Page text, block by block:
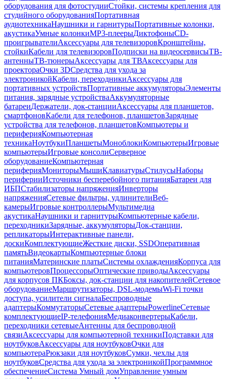
оборудования для фотостудииСтойки, системы крепления для
студийного оборудованияПортативная
аудиотехникаНаушники и гарнитурыПортативные колонки,
акустикаУмные колонкиMP3-плеерыДиктофоныCD-
проигрывателиАксессуары для телевизоровКронштейны,
стойкиКабели для телевизоровПодписки на видеосервисыТВ-
антенныТВ-тюнерыАксессуары для ТВАксессуары для
проектораОчки 3DСредства для ухода за
электроникойКабели, переходникиАксессуары для
портативных устройствПортативные аккумуляторыЭлементы
питания, зарядные устройстваАккумуляторные
батареиДержатели, док-станцииАксессуары для планшетов,
смартфоновКабели для телефонов, планшетовЗарядные
устройства для телефонов, планшетовКомпьютеры и
периферияКомпьютерная
техникаНоутбукиПланшетыМоноблокиКомпьютерыИгровые
компьютерыИгровые консолиСерверное
оборудованиеКомпьютерная
периферияМониторыМышиКлавиатурыСтилусыНаборы
периферииИсточники бесперебойного питанияБатареи для
ИБПСтабилизаторы напряженияИнверторы
напряженияСетевые фильтры, удлинителиВеб-
камерыИгровые контроллерыМультимедиа
акустикаНаушники и гарнитурыКомпьютерные кабели,
переходникиЗарядные, аккумуляторыДок-станции,
репликаторыИнтерактивные панели,
доскиКомплектующиеЖесткие диски, SSDОперативная
памятьВидеокартыКомпьютерные блоки
питанияМатеринские платыСистемы охлажденияКорпуса для
компьютеровПроцессорыОптические приводыАксессуары
для корпусов ПКБоксы, док-станции для накопителейСетевое
оборудованиеМаршрутизаторы, DSL-модемыWi-Fi точки
доступа, усилители сигналаБеспроводные
адаптерыКоммутаторыСетевые адаптерыPowerlineСетевые
комплектующиеIP-телефонияМедиаконвертерыКабели,
переходники сетевыеАнтенны для беспроводной
связиАксессуары для компьютерной техникиПодставки для
ноутбуковАксессуары для ноутбуковОчки для
компьютераРюкзаки для ноутбуковСумки, чехлы для
ноутбуковСредства для ухода за электроникойПрограммное
обеспечениеСистема Умный домУправление умным